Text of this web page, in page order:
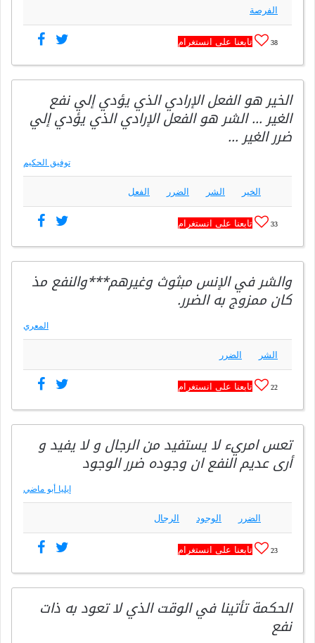
الفرصة
38 تابعنا على انستغرام
الخير هو الفعل الإرادي الذي يؤدي إلي نفع
الغير … الشر هو الفعل الإرادي الذي يؤدي إلي
ضرر الغير …
توفيق الحكيم
الخير الشر الضرر الفعل
33 تابعنا على انستغرام
والشر في الإنس مبثوث وغيرهم***والنفع مذ
كان ممزوج به الضرر.
المعري
الشر الضرر
22 تابعنا على انستغرام
تعس امريء لا يستفيد من الرجال و لا يفيد و
أرى عديم النفع ان وجوده ضرر الوجود
إيليا أبو ماضي
الضرر الوجود الرجال
23 تابعنا على انستغرام
الحكمة تأتينا في الوقت الذي لا تعود به ذات
نفع